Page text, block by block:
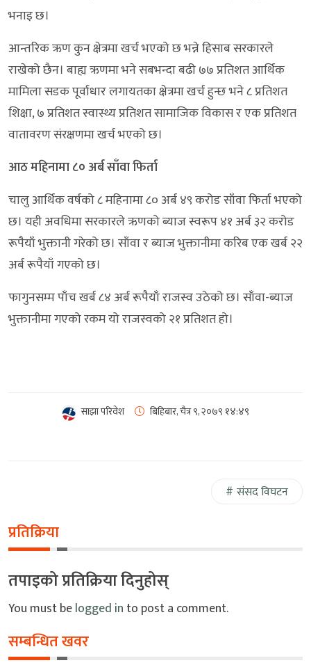
भनाइ छ।
आन्तरिक ऋण कुन क्षेत्रमा खर्च भएको छ भन्ने हिसाब सरकारले
राखेको छैन। बाह्य ऋणमा भने सबभन्दा बढी ७७ प्रतिशत आर्थिक
मामिला सडक पूर्वाधार लगायतका क्षेत्रमा खर्च हुन्छ भने ८ प्रतिशत
शिक्षा, ७ प्रतिशत स्वास्थ्य प्रतिशत सामाजिक विकास र एक प्रतिशत
वातावरण संरक्षणमा खर्च भएको छ।
आठ महिनामा ८० अर्ब साँवा फिर्ता
चालु आर्थिक वर्षको ८ महिनामा ८० अर्ब ४९ करोड साँवा फिर्ता भएको
छ। यही अवधिमा सरकारले ऋणको ब्याज स्वरूप ४१ अर्ब ३२ करोड
रूपैयाँ भुक्तानी गरेको छ। साँवा र ब्याज भुक्तानीमा करिब एक खर्ब २२
अर्ब रूपैयाँ गएको छ।
फागुनसम्म पाँच खर्ब ८४ अर्ब रूपैयाँ राजस्व उठेको छ। साँवा-ब्याज
भुक्तानीमा गएको रकम यो राजस्वको २१ प्रतिशत हो।
साझा परिवेश बिहिबार, चैत्र ९, २०७९ १४:४९
संसद विघटन
प्रतिक्रिया
तपाइको प्रतिक्रिया दिनुहोस्
You must belogged in to post a comment.
सम्बन्धित खवर